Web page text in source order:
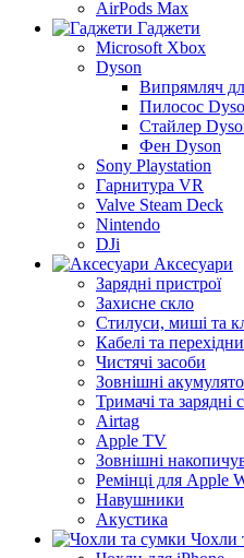
AirPods Max
Гаджети
Microsoft Xbox
Dyson
Випрямляч
Пилосос
Стайлер
Фен Dyson
Sony Playstation
Гарнитура VR
Valve Steam Deck
Nintendo
DJi
Аксесуари
Зарядні пристрої
Захисне скло
Стилуси, миші та
Кабелі та
Чистячі засоби
Зовнішні
Тримачі та зарядні
Airtag
Apple TV
Зовнішні
Ремінці для Apple
Навушники
Акустика
Чохли